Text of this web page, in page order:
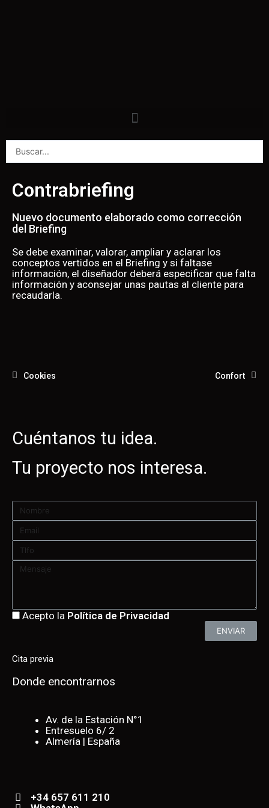
Contrabriefing
Nuevo documento elaborado como corrección
del Briefing
Se debe examinar, valorar, ampliar y aclarar los
conceptos vertidos en el Briefing y si faltase
información, el diseñador deberá especificar que falta
información y aconsejar unas pautas al cliente para
recaudarla.
Cookies Confort
Cuéntanos tu idea.
Tu proyecto nos interesa.
Acepto la Política de Privacidad
ENVIAR
Cita previa
Donde encontrarnos
Av. de la Estación N°1
Entresuelo 6/ 2
Almería | España
+34 657 611 210